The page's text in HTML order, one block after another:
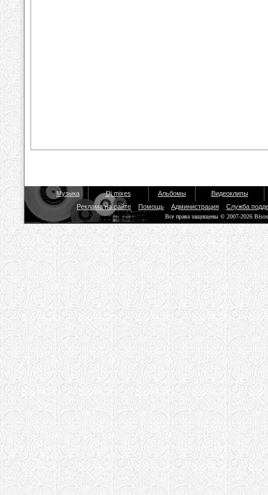
Музыка Dj mixes Альбомы
Видеоклипы
Реклама на сайте
Помощь Администрация Служба
Все права защищены © 2007-2026